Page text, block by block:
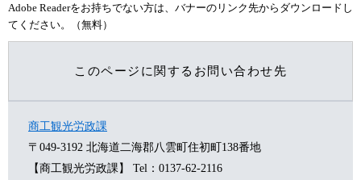
Adobe Readerをお持ちでない方は、バナーのリンク先からダウンロードし
てください。（無料）
このページに関するお問い合わせ先
商工観光労政課
〒049-3192 北海道二海郡八雲町住初町138番地
【商工観光労政課】
Tel：0137-62-2116